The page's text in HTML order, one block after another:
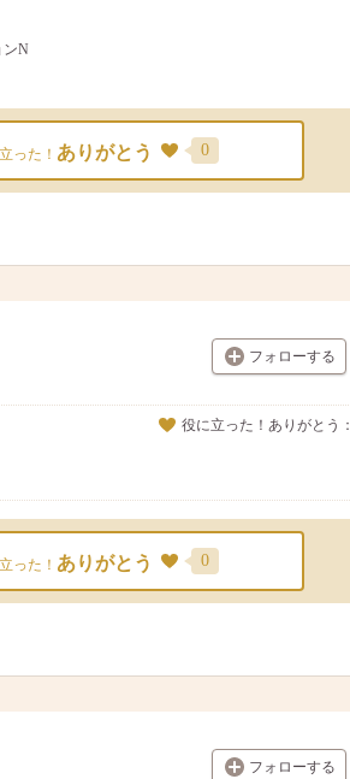
ンN
った！ ありがとう 0
フォローする
役に立った！ありがとう：
った！ ありがとう 0
フォローする